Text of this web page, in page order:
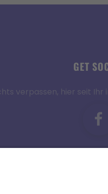
GET
verpassen, hier seit